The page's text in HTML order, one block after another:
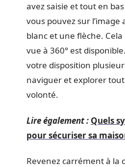
avez saisie et tout en
vous pouvez sur l’image
blanc et une flèche.
vue à 360° est
votre disposition
naviguer et explorer
volonté.
Lire également : Quels
pour sécuriser sa
Revenez carrément à la